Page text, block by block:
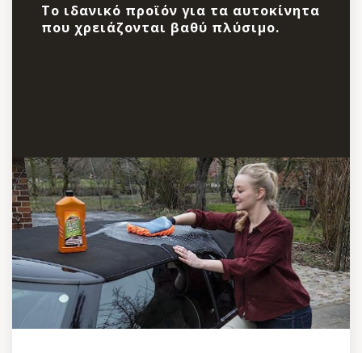
Το ιδανικό προϊόν για τα αυτοκίνητα
που χρειάζονται βαθύ πλύσιμο.